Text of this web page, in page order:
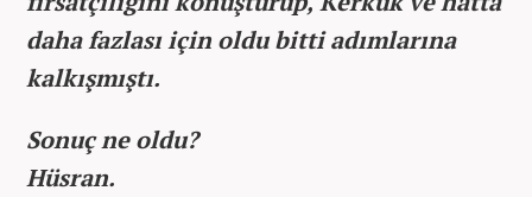
daha fazlası için oldu bitti adımlarına
kalkışmıştı.
Sonuç ne oldu?
Hüsran.